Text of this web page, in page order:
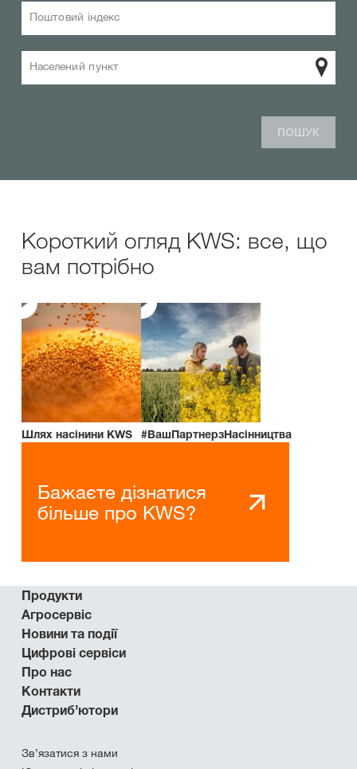
Поштовий індекс
Населений пункт
ПОШУК
Короткий огляд KWS: все, що
вам потрібно
Шлях насінини KWS #ВашПартнерзНасінництва
Бажаєте дізнатися
більше про KWS?
Продукти
Агросервіс
Новини та події
Цифрові сервіси
Про нас
Контакти
Дистриб’ютори
Зв’язатися з нами